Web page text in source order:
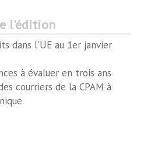
l'édition
dans l'UE au 1er janvier
à évaluer en trois ans
courriers de la CPAM à